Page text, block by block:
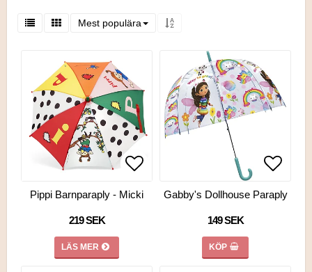
Mest populära
Lägg till i favoritlistan
Lägg till i favoritlistan
Pippi Barnparaply - Micki
219 SEK
LÄS MER
Lägg
Gabby's Dollhouse Paraply
149 SEK
KÖP